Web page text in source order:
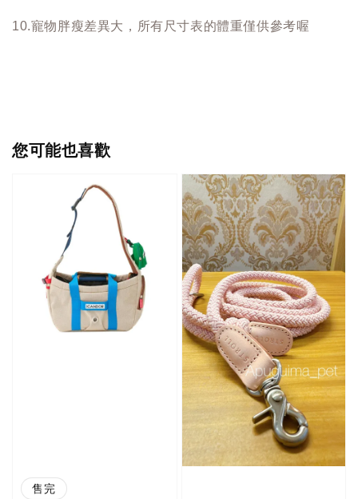
10.寵物胖瘦差異大，所有尺寸表的體重僅供參考喔
您可能也喜歡
售完